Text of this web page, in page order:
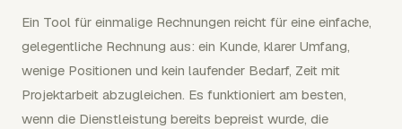
Ein Tool für einmalige Rechnungen reicht für eine einfache,
gelegentliche Rechnung aus: ein Kunde, klarer Umfang,
wenige Positionen und kein laufender Bedarf, Zeit mit
Projektarbeit abzugleichen. Es funktioniert am besten,
wenn die Dienstleistung bereits bepreist wurde, die